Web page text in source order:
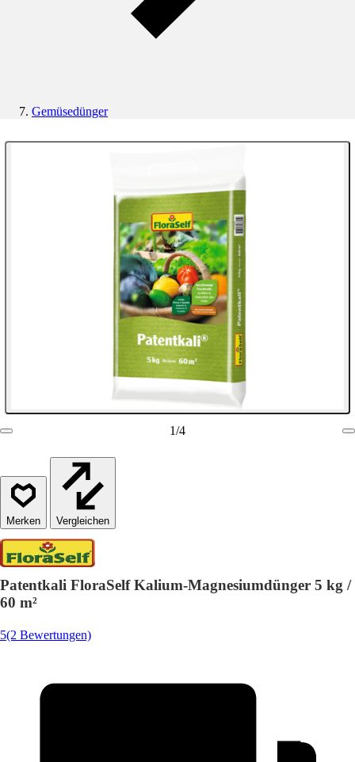
Gemüsedünger
1/4
Vergleichen
Patentkali FloraSelf Kalium-Magnesiumdünger 5 kg /
60 m²
5(2 Bewertungen)